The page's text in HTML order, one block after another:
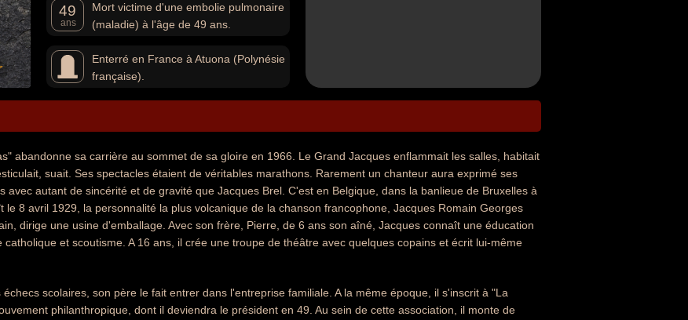
populaire ayant tourné dans une dizaine de films et réalise également deux films dont l'un d'entre
eux « Le Far West » est nommé pour la Palme d'Or au Festival de Cannes en 1973.
49
ans
Mort victime d'une embolie pulmonaire
(maladie) à l'âge de 49 ans.
Enterré en France à Atuona (Polynésie
française).
abandonne sa carrière au sommet de sa gloire en 1966. Le Grand Jacques enflammait les salles, habitait
suait. Ses spectacles étaient de véritables marathons. Rarement un chanteur aura exprimé ses
avec autant de sincérité et de gravité que Jacques Brel. C'est en Belgique, dans la banlieue de Bruxelles à
le 8 avril 1929, la personnalité la plus volcanique de la chanson francophone, Jacques Romain Georges
dirige une usine d'emballage. Avec son frère, Pierre, de 6 ans son aîné, Jacques connaît une éducation
catholique et scoutisme. A 16 ans, il crée une troupe de théâtre avec quelques copains et écrit lui-même
échecs scolaires, son père le fait entrer dans l'entreprise familiale. A la même époque, il s'inscrit à "La
philanthropique, dont il deviendra le président en 49. Au sein de cette association, il monte de